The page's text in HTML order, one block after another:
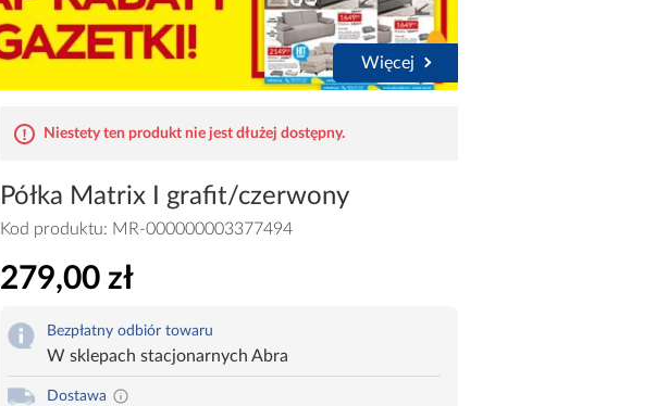
Więcej
Niestety ten produkt nie jest dłużej dostępny.
Półka Matrix I grafit/czerwony
Kod produktu: MR-000000003377494
279,00 zł
Bezpłatny odbiór towaru
W sklepach stacjonarnych Abra
Dostawa